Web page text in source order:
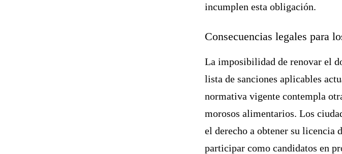
incumplen esta obligación.
Consecuencias legales para
La imposibilidad de renovar el
lista de sanciones aplicables
normativa vigente contempla
morosos alimentarios. Los
el derecho a obtener su licencia
participar como candidatos en